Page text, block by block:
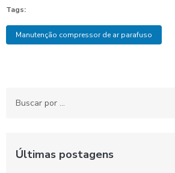
Tags:
Manutenção compressor de ar parafuso
Últimas postagens